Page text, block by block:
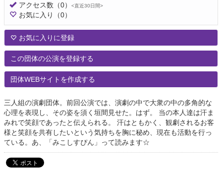
アクセス数 （0） <直近30日間>
お気に入り （0）
お気に入りに登録
この団体の公演を登録する
団体WEBサイトを作成する
三人組の演劇団体。前回公演では、演劇の中で大衆の中の多角的な
心理を表現し、その姿を須く垣間見せた。はず。 当の本人達は汗ま
みれで笑顔であったと伝えられる。 汗はともかく、観劇されるお客
様と笑顔を共有したいという気持ちを胸に秘め、現在も活動を行っ
ている。あ、「みこしすぴん」って読みます☆